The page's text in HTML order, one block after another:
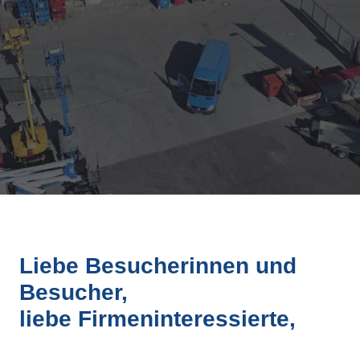
Liebe Besucherinnen und
Besucher,
liebe Firmeninteressierte,